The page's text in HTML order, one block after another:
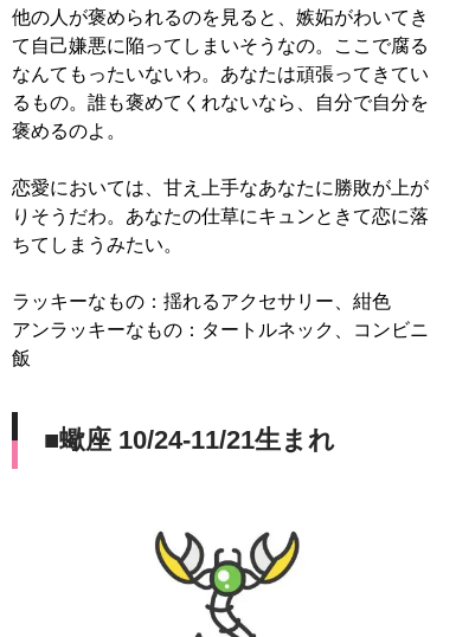
他の人が褒められるのを見ると、嫉妬がわいてき
て自己嫌悪に陥ってしまいそうなの。ここで腐る
なんてもったいないわ。あなたは頑張ってきてい
るもの。誰も褒めてくれないなら、自分で自分を
褒めるのよ。
恋愛においては、甘え上手なあなたに勝敗が上が
りそうだわ。あなたの仕草にキュンときて恋に落
ちてしまうみたい。
ラッキーなもの：揺れるアクセサリー、紺色
アンラッキーなもの：タートルネック、コンビニ
飯
■蠍座 10/24-11/21生まれ